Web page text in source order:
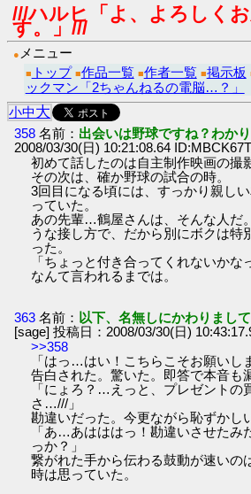
///ハルヒ「よ、よろしく
す。」///
● メニュー
■ トップ ■作品一覧 ■作者一覧 ■掲示板
ックマン「2ちゃんねるの電脳…？」
小中大
358 名前： 出会いは野球ですね？わか
2008/03/30(日) 10:21:08.64
初めて話したのは自主制作映画の撮
その次は、確か野球の試合の時。
3回目になる頃には、すっかり親し
っていた。
あの先輩…鶴屋さんは、そんな人だ
うな接し方で、だから別にボクは特
った。
「ちょっと付き合ってくれないかな
なんて言われるまでは。
363 名前： 以下、名無しにかわりまし
[sage] 投稿日：2008/03/30(日)
>>358
「はっ…はい！こちらこそお願いし
告白された。驚いた。即答で本音も
「にょろ？…えっと、プレゼントの
さ…///」
勘違いだった。今更ながら恥ずかし
「あ…あはははっ！勘違いさせたみ
っか？」
繋がれた手から伝わる鼓動が速いの
時は思っていた。